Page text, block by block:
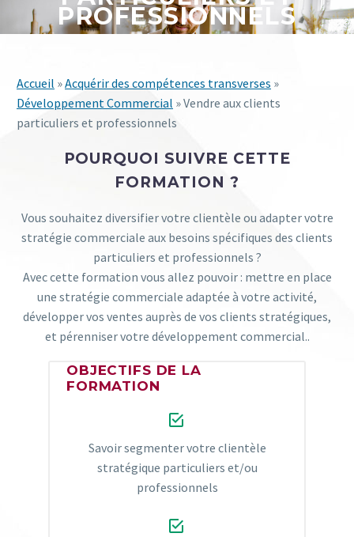
PROFESSIONNELS
Accueil »Acquérir des compétences transverses »
Développement Commercial » Vendre aux clients
particuliers et professionnels
POURQUOI SUIVRE CETTE
FORMATION ?
Vous souhaitez diversifier votre clientèle ou adapter votre
stratégie commerciale aux besoins spécifiques des clients
particuliers et professionnels ?
Avec cette formation vous allez pouvoir : mettre en place
une stratégie commerciale adaptée à votre activité,
développer vos ventes auprès de vos clients stratégiques,
et pérenniser votre développement commercial..
OBJECTIFS DE LA
FORMATION


Savoir segmenter votre clientèle
stratégique particuliers et/ou
professionnels

